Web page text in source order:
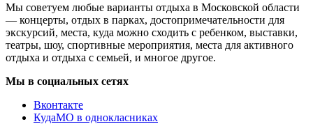
Мы советуем любые варианты отдыха в Московской области
— концерты, отдых в парках, достопримечательности для
экскурсий, места, куда можно сходить с ребенком, выставки,
театры, шоу, спортивные мероприятия, места для активного
отдыха и отдыха с семьей, и многое другое.
Мы в социальных сетях
Вконтакте
КудаМО в однокласниках